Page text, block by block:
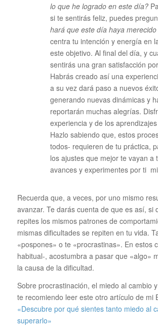
lo que he logrado en este día?
si te sentirás feliz, puedes
hará que este día haya
centra tu intención y energía en
este objetivo. Al final del día, y
sentirás una gran satisfacción
Habrás creado así una
a su vez dará paso a nuevos
generando nuevas dinámicas y
reportarán muchas alegrías.
experiencia y de los
Hazlo sabiendo que, estos
todos- requieren de tu práctica,
los ajustes que mejor te vayan a
avances y experimentes por ti
Recuerda que, a veces, por uno mismo
avanzar. Te darás cuenta de que es así, si
repites los mismos patrones de
mismas dificultades se repiten en tu vida.
«pospones» o te «procrastinas». En estos
habitual-, acostumbra a pasar que «algo»
la causa de la dificultad.
Sobre procrastinación, el miedo al cambio
te recomiendo leer este otro artículo de mi
«Descubre por qué sientes tanto miedo al
superarlo»